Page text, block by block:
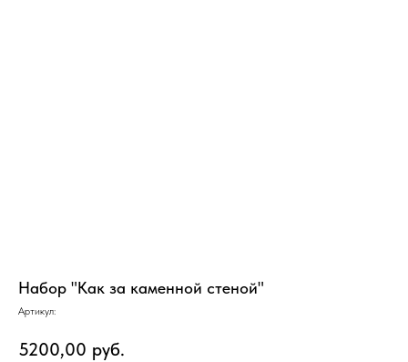
Набор "Как за каменной стеной"
Артикул:
5200,00 руб.